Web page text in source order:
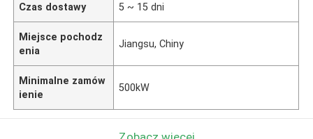
Czas dostawy 5 ~ 15 dni
Miejsce pochodz
enia
Jiangsu, Chiny
Minimalne zamów
ienie
500kW